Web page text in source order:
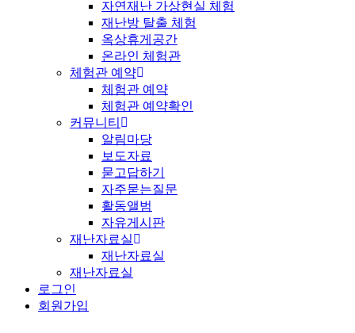
자연재난 가상현실 체험
재난방 탈출 체험
옥상휴게공간
온라인 체험관
체험관 예약
체험관 예약
체험관 예약확인
커뮤니티
알림마당
보도자료
묻고답하기
자주묻는질문
활동앨범
자유게시판
재난자료실
재난자료실
재난자료실
로그인
회원가입